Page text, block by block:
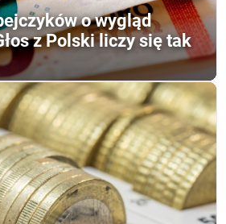
o wygląd
z Polski liczy się tak